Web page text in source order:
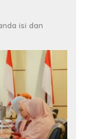
isi dan